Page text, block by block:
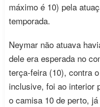
máximo é 10) pela
temporada.
Neymar não atuava
dele era esperada no
terça-feira (10), contra
inclusive, foi ao interior
o camisa 10 de perto,